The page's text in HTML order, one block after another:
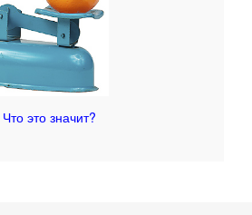
Что это значит?